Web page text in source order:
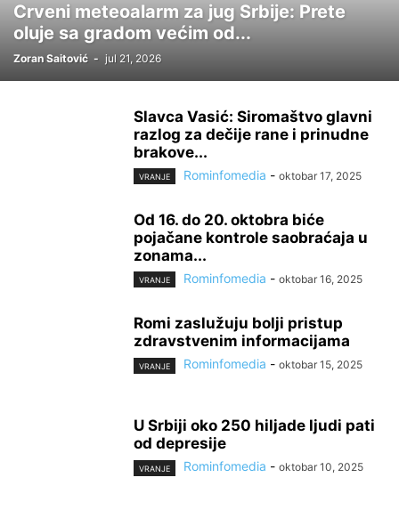
Crveni meteoalarm za jug Srbije: Prete
oluje sa gradom većim od...
Zoran Saitović - jul 21, 2026
Slavca Vasić: Siromaštvo glavni
razlog za dečije rane i prinudne
brakove...
VRANJE Rominfomedia - oktobar 17, 2025
Od 16. do 20. oktobra biće
pojačane kontrole saobraćaja u
zonama...
VRANJE Rominfomedia - oktobar 16, 2025
Romi zaslužuju bolji pristup
zdravstvenim informacijama
VRANJE Rominfomedia - oktobar 15, 2025
U Srbiji oko 250 hiljade ljudi pati
od depresije
VRANJE Rominfomedia - oktobar 10, 2025